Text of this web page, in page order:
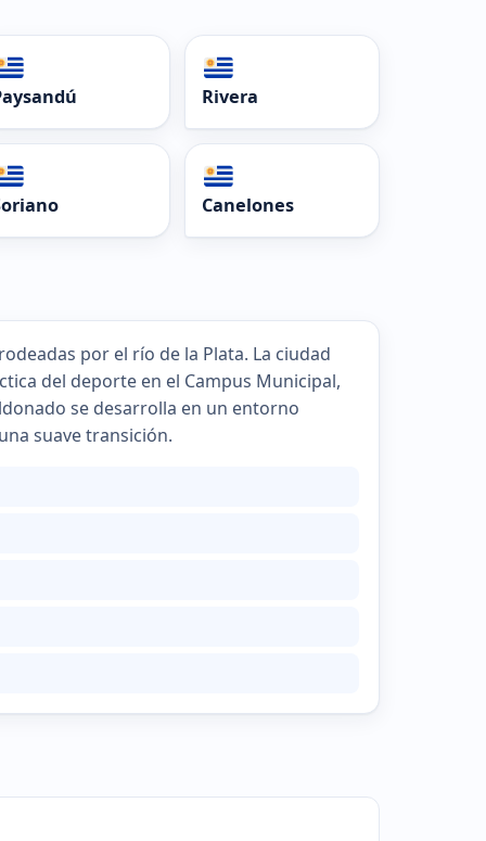
Rivera
Canelones
por el río de la Plata. La ciudad
del deporte en el Campus Municipal,
se desarrolla en un entorno
suave transición.